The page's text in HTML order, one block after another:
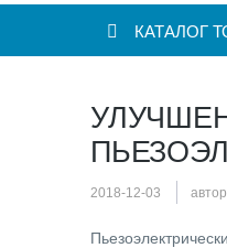
КАТАЛОГ
2018-12-03 автор